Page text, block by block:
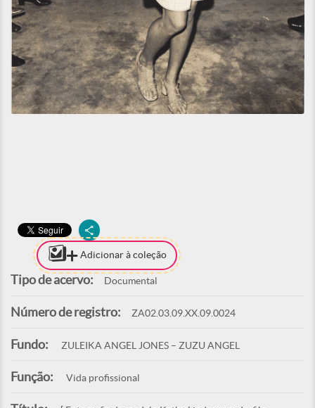
Adicionar à coleção
Tipo de acervo: Documental
Número de registro: ZA02.03.09.XX.09.0024
Fundo: ZULEIKA ANGEL JONES – ZUZU ANGEL
Função: Vida profissional